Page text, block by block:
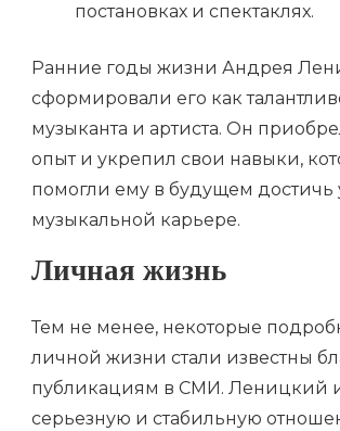
постановках и спектаклях.
Ранние годы жизни Андрея
сформировали его как
музыканта и артиста. Он
опыт и укрепил свои навыки,
помогли ему в будущем достичь
музыкальной карьере.
Личная жизнь
Тем не менее, некоторые
личной жизни стали известны
публикациям в СМИ. Леницкий
серьезную и стабильную